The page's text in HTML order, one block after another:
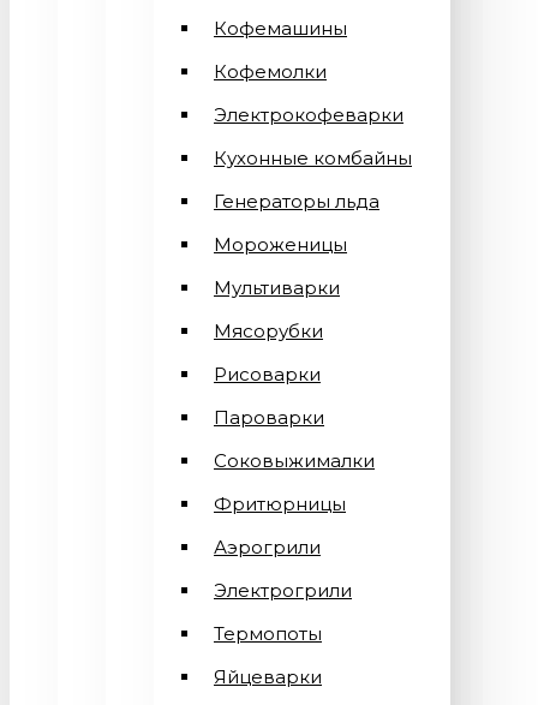
Кофемашины
Кофемолки
Электрокофеварки
Кухонные комбайны
Генераторы льда
Мороженицы
Мультиварки
Мясорубки
Рисоварки
Пароварки
Соковыжималки
Фритюрницы
Аэрогрили
Электрогрили
Термопоты
Яйцеварки